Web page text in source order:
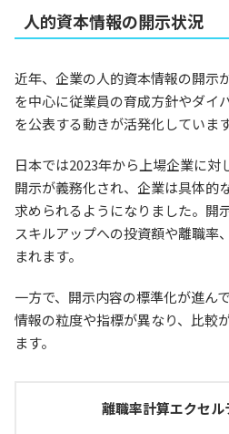
人的資本情報の開示状況
近年、企業の人的資本情報の開示
を中心に従業員の育成方針やダイ
を公表する動きが活発化しています
日本では2023年から上場企業に対
開示が義務化され、企業は具体的
求められるようになりました。開
スキルアップへの投資額や離職率
まれます。
一方で、開示内容の標準化が進ん
情報の粒度や指標が異なり、比較
ます。
離職率計算エクセル